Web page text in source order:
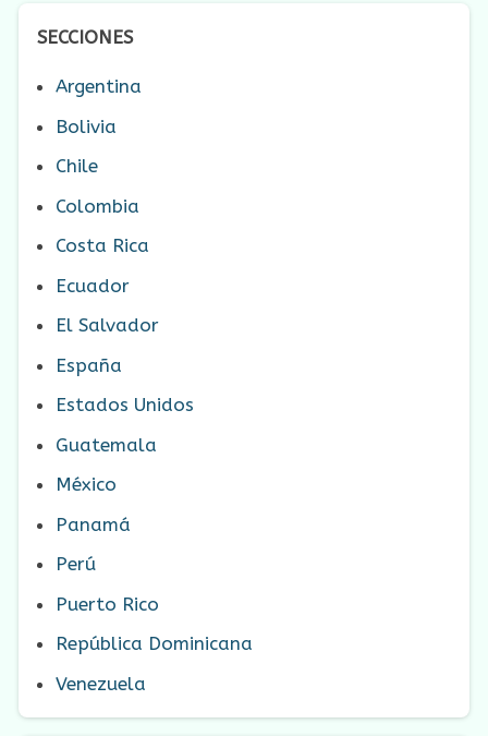
SECCIONES
Argentina
Bolivia
Chile
Colombia
Costa Rica
Ecuador
El Salvador
España
Estados Unidos
Guatemala
México
Panamá
Perú
Puerto Rico
República Dominicana
Venezuela